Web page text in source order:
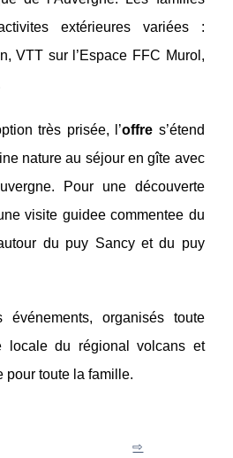
extérieures variées :
VTT sur l’Espace FFC Murol,
très prisée, l’offre s’étend
nature au séjour en gîte avec
Pour une découverte
visite guidee commentee du
du puy Sancy et du puy
événements, organisés toute
locale du régional volcans et
pour toute la famille.